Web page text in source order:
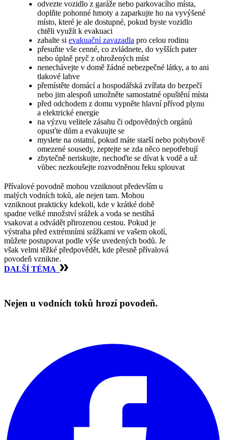
odvezte vozidlo z garáže nebo parkovacího místa,
doplňte pohonné hmoty a zaparkujte ho na vyvýšené
místo, které je ale dostupné, pokud byste vozidlo
chtěli využít k evakuaci
zabalte si evakuační zavazadla pro celou rodinu
přesuňte vše cenné, co zvládnete, do vyšších pater
nebo úplně pryč z ohrožených míst
nenechávejte v domě žádné nebezpečné látky, a to ani
tlakové lahve
přemístěte domácí a hospodářská zvířata do bezpečí
nebo jim alespoň umožněte samostatné opuštění místa
před odchodem z domu vypněte hlavní přívod plynu
a elektrické energie
na výzvu velitele zásahu či odpovědných orgánů
opusťte dům a evakuujte se
myslete na ostatní, pokud máte starší nebo pohybově
omezené sousedy, zeptejte se zda něco nepotřebují
zbytečně neriskujte, nechoďte se dívat k vodě a už
vůbec nezkoušejte rozvodněnou řeku splouvat
Přívalové povodně mohou vzniknout především u
malých vodních toků, ale nejen tam. Mohou
vzniknout prakticky kdekoli, kde v krátké době
spadne velké množství srážek a voda se nestíhá
vsakovat a odvádět přirozenou cestou. Pokud je
výstraha před extrémními srážkami ve vašem okolí,
můžete postupovat podle výše uvedených bodů. Je
však velmi těžké předpovědět, kde přesně přívalová
povodeň vznikne.
DALŠÍ TÉMA
Nejen u vodních toků hrozí povodeň.